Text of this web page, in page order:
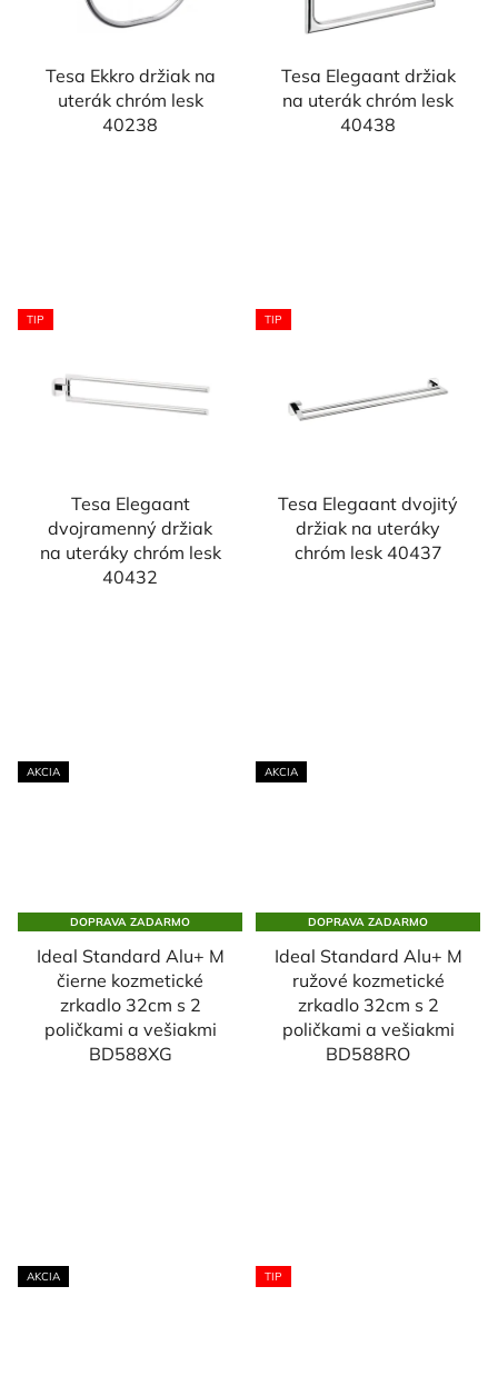
Tesa Ekkro držiak na
uterák chróm lesk
40238
Tesa Elegaant držiak
na uterák chróm lesk
40438
TIP
Tesa Elegaant
dvojramenný držiak
na uteráky chróm lesk
40432
TIP
Tesa Elegaant dvojitý
držiak na uteráky
chróm lesk 40437
AKCIA
DOPRAVA ZADARMO
Ideal Standard Alu+ M
čierne kozmetické
zrkadlo 32cm s 2
poličkami a vešiakmi
BD588XG
AKCIA
DOPRAVA ZADARMO
Ideal Standard Alu+ M
ružové kozmetické
zrkadlo 32cm s 2
poličkami a vešiakmi
BD588RO
AKCIA TIP